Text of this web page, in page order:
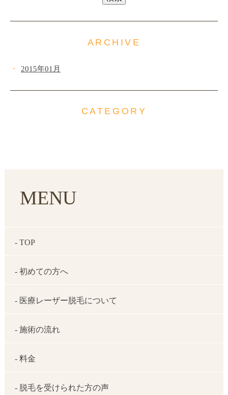
ARCHIVE
2015年01月
CATEGORY
MENU
- TOP
- 初めての方へ
- 医療レーザー脱毛について
- 施術の流れ
- 料金
- 脱毛を受けられた方の声